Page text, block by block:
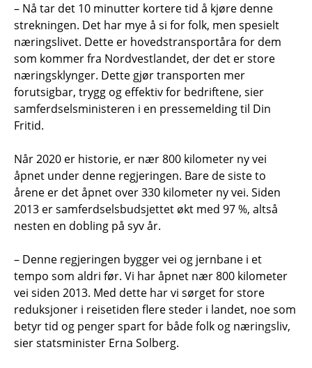
– Nå tar det 10 minutter kortere tid å kjøre denne
strekningen. Det har mye å si for folk, men spesielt
næringslivet. Dette er hovedstransportåra for dem
som kommer fra Nordvestlandet, der det er store
næringsklynger. Dette gjør transporten mer
forutsigbar, trygg og effektiv for bedriftene, sier
samferdselsministeren i en pressemelding til Din
Fritid.
Når 2020 er historie, er nær 800 kilometer ny vei
åpnet under denne regjeringen. Bare de siste to
årene er det åpnet over 330 kilometer ny vei. Siden
2013 er samferdselsbudsjettet økt med 97 %, altså
nesten en dobling på syv år.
– Denne regjeringen bygger vei og jernbane i et
tempo som aldri før. Vi har åpnet nær 800 kilometer
vei siden 2013. Med dette har vi sørget for store
reduksjoner i reisetiden flere steder i landet, noe som
betyr tid og penger spart for både folk og næringsliv,
sier statsminister Erna Solberg.